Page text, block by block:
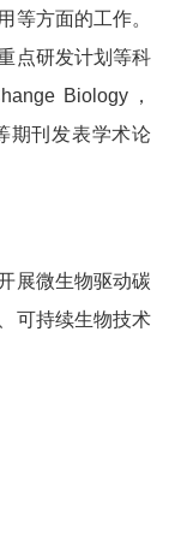
等方面的工作。
点研发计划等科
Biology，
期刊发表学术论
展微生物驱动碳
可持续生物技术